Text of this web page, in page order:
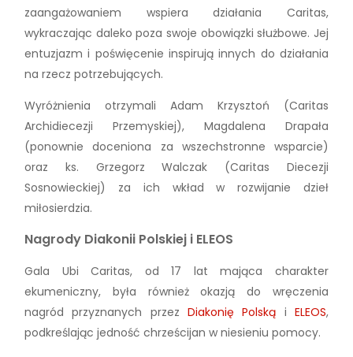
zaangażowaniem wspiera działania Caritas,
wykraczając daleko poza swoje obowiązki służbowe. Jej
entuzjazm i poświęcenie inspirują innych do działania
na rzecz potrzebujących.
Wyróżnienia otrzymali Adam Krzysztoń (Caritas
Archidiecezji Przemyskiej), Magdalena Drapała
(ponownie doceniona za wszechstronne wsparcie)
oraz ks. Grzegorz Walczak (Caritas Diecezji
Sosnowieckiej) za ich wkład w rozwijanie dzieł
miłosierdzia.
Nagrody Diakonii Polskiej i ELEOS
Gala Ubi Caritas, od 17 lat mająca charakter
ekumeniczny, była również okazją do wręczenia
nagród przyznanych przez Diakonię Polską i ELEOS,
podkreślając jedność chrześcijan w niesieniu pomocy.